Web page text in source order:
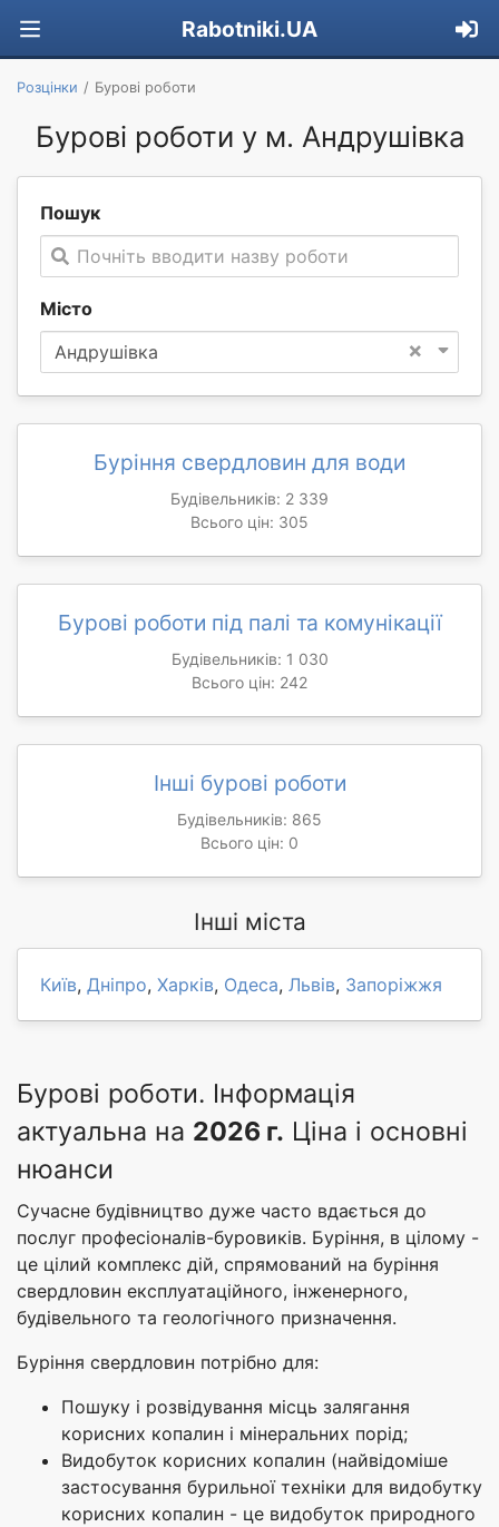
Rabotniki.UA
Розцінки Бурові роботи
Бурові роботи у м. Андрушівка
Пошук
Почніть вводити назву роботи
Місто
×
Андрушівка
Буріння свердловин для води
Будівельників: 2 339
Всього цін: 305
Бурові роботи під палі та комунікації
Будівельників: 1 030
Всього цін: 242
Інші бурові роботи
Будівельників: 865
Всього цін: 0
Інші міста
Київ, Дніпро, Харків, Одеса, Львів, Запоріжжя
Бурові роботи. Інформація
актуальна на 2026 г. Ціна і основні
нюанси
Сучасне будівництво дуже часто вдається до
послуг професіоналів-буровиків. Буріння, в цілому -
це цілий комплекс дій, спрямований на буріння
свердловин експлуатаційного, інженерного,
будівельного та геологічного призначення.
Буріння свердловин потрібно для:
Пошуку і розвідування місць залягання
корисних копалин і мінеральних порід;
Видобуток корисних копалин (найвідоміше
застосування бурильної техніки для видобутку
корисних копалин - це видобуток природного